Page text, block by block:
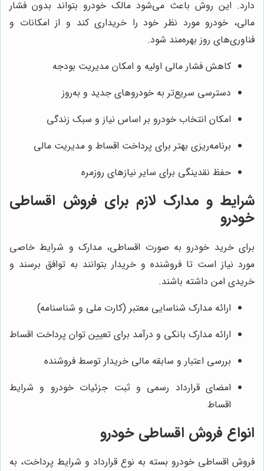
دارد. این روش باعث می‌شود مالک خودرو بتواند بدون فشار
مالی، خودرو مورد نظر خود را خریداری کند و از امکانات و
فناوری‌های روز بهره‌مند شود.
کاهش فشار مالی اولیه و امکان مدیریت بودجه
دسترسی سریع‌تر به خودروهای جدید و به‌روز
امکان انتخاب خودرو بر اساس نیاز و سبک زندگی
برنامه‌ریزی بهتر برای پرداخت اقساط و مدیریت مالی
حفظ نقدینگی برای سایر نیازهای روزمره
شرایط و مدارک لازم برای فروش اقساطی
خودرو
برای خرید خودرو به صورت اقساطی، مدارک و شرایط خاصی
مورد نیاز است تا فروشنده و خریدار بتوانند به توافق برسند و
خریدی امن داشته باشند.
ارائه مدارک شناسایی معتبر (کارت ملی و شناسنامه)
ارائه مدارک بانکی و درآمد برای تعیین توان پرداخت اقساط
بررسی اعتبار و سابقه مالی خریدار توسط فروشنده
امضای قرارداد رسمی و ثبت جزئیات خودرو و شرایط
اقساط
انواع فروش اقساطی خودرو
فروش اقساطی خودرو بسته به نوع قرارداد و شرایط پرداخت، به